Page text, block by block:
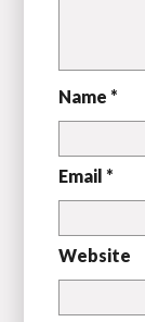
Name *
Email *
Website